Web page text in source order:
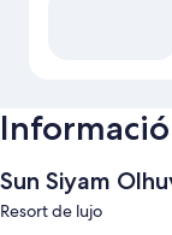
Sun Siyam
Resort de lujo